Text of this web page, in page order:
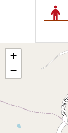
+
−